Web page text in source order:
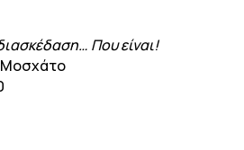
Που είναι!